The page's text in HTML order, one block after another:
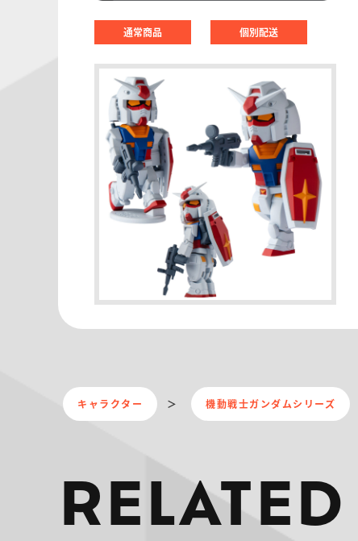
通常商品 個別配送
キャラクター 機動戦士ガンダムシリーズ